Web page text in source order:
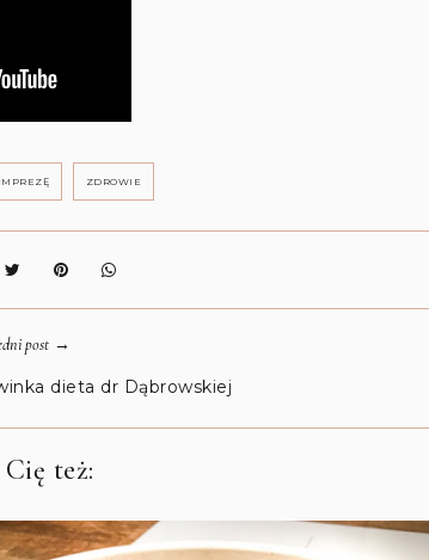
ZDROWIE
post→
dieta dr Dąbrowskiej
też: